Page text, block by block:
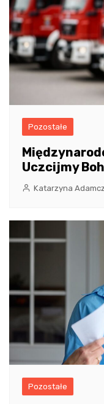
Pozostałe
Uczcijmy
Katarzyna
Pozostałe